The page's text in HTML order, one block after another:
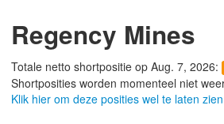
Regency Mines
Totale netto shortpositie op Aug. 7, 2026:
Shortposities worden momenteel niet
Klik hier om deze posities wel te laten zien